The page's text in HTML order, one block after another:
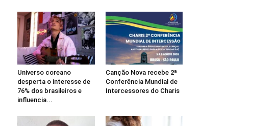
Universo coreano
desperta o interesse de
76% dos brasileiros e
influencia...
Canção Nova recebe 2ª
Conferência Mundial de
Intercessores do Charis